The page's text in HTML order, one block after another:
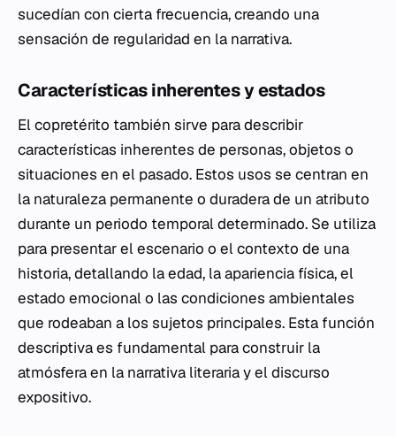
sucedían con cierta frecuencia, creando una
sensación de regularidad en la narrativa.
Características inherentes y estados
El copretérito también sirve para describir
características inherentes de personas, objetos o
situaciones en el pasado. Estos usos se centran en
la naturaleza permanente o duradera de un atributo
durante un periodo temporal determinado. Se utiliza
para presentar el escenario o el contexto de una
historia, detallando la edad, la apariencia física, el
estado emocional o las condiciones ambientales
que rodeaban a los sujetos principales. Esta función
descriptiva es fundamental para construir la
atmósfera en la narrativa literaria y el discurso
expositivo.